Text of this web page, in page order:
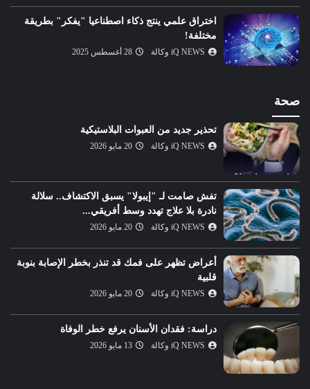
اختراق علمي ينتج ذكاء اصطناعيا "يفكر" بطريقة
مختلفة!
iQ NEWS وكالة 28 أغسطس 2025
صحة
تحذير جديد من العبوات البلاستيكية
iQ NEWS وكالة 20 مايو 2026
تفش صامت لـ "إيبولا" يسبق الاكتشاف.. سلالة
نادرة بلا علاج تهدد وسط أفريقي...
iQ NEWS وكالة 20 مايو 2026
أعراض تظهر على فمك قد تنذر بخطر الإصابة بنوبة
قلبية
iQ NEWS وكالة 20 مايو 2026
دراسة: فقدان الأسنان يرفع خطر الوفاة
iQ NEWS وكالة 13 مايو 2026